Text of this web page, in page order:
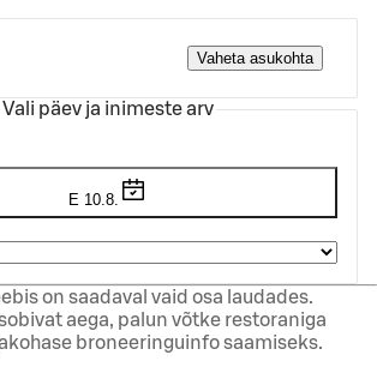
Vaheta asukohta
Vali päev ja inimeste arv
E 10.8.
on saadaval vaid osa laudades.
aega, palun võtke restoraniga
broneeringuinfo saamiseks.